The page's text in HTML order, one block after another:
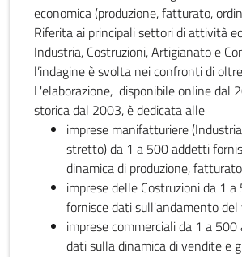
economica (produzione, fatturato,
Riferita ai principali settori di attività
Industria, Costruzioni, Artigianato e
l’indagine è svolta nei confronti di
L'elaborazione, disponibile online dal
storica dal 2003, è dedicata alle
imprese manifatturiere
stretto) da 1 a 500 addetti
dinamica di produzione,
imprese delle Costruzioni da 1
fornisce dati sull'andamento
imprese commerciali da 1 a
dati sulla dinamica di vendite e